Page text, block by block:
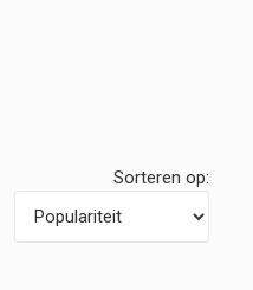
Sorteren op: